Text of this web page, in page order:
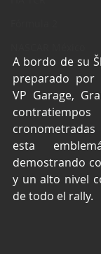
A bordo de su
preparado por
VP Garage,
esta
demostrando
y un alto nivel
de todo el rally.